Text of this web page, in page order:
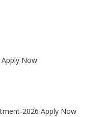
Now
2026 Apply Now